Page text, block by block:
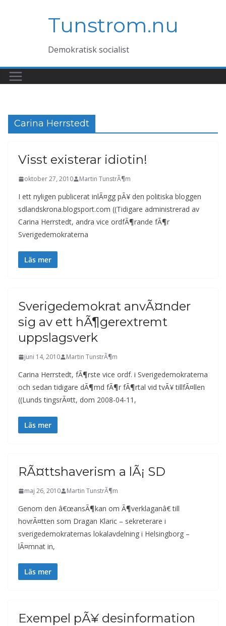
Tunstrom.nu
Demokratisk socialist
Carina Herrstedt
Visst existerar idiotin!
oktober 27, 2010 Martin TunstrÃ¶m
I ett nyligen publicerat inlÃ¤gg pÃ¥ den politiska bloggen
sdlandskrona.blogsport.com ((Tidigare administrerad av
Carina Herrstedt, andra vice ordfÃ¶rande fÃ¶r
Sverigedemokraterna
Läs mer
Sverigedemokrat anvÃ¤nder
sig av ett hÃ¶gerextremt
uppslagsverk
juni 14, 2010 Martin TunstrÃ¶m
Carina Herrstedt, fÃ¶rste vice ordf. i Sverigedemokraterna
och sedan tidigare dÃ¶md fÃ¶r fÃ¶rtal vid tvÃ¥ tillfÃ¤llen
((Lunds tingsrÃ¤tt, dom 2008-04-11,
Läs mer
RÃ¤ttshaverism a lÃ¡ SD
maj 26, 2010 Martin TunstrÃ¶m
Genom den â€œansÃ¶kan om Ã¶verklaganâ€ till
hovrÃ¤tten som Dragan Klaric – sekreterare i
sverigedemokraternas lokalavdelning i Helsingborg –
lÃ¤mnat in,
Läs mer
Exempel pÃ¥ desinformation